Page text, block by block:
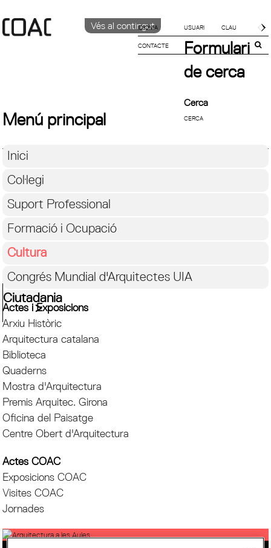
Vés al contingut
IDIOMA
CATALÀ
CONTACTE
Formulari
de cerca
Cerca
Menú principal
Inici
Col·legi
Suport Professional
Formació i Ocupació
Cultura
Congrés Mundial d'Arquitectes UIA
Ciutadania
Actes i Exposicions
Arxiu Històric
Arquitectura catalana
Biblioteca
Quaderns
Mostra d'Arquitectura
Premis Arquitec. Girona
Oficina del Paisatge
Centre Obert d'Arquitectura
Actes COAC
Exposicions COAC
Visites COAC
Jornades